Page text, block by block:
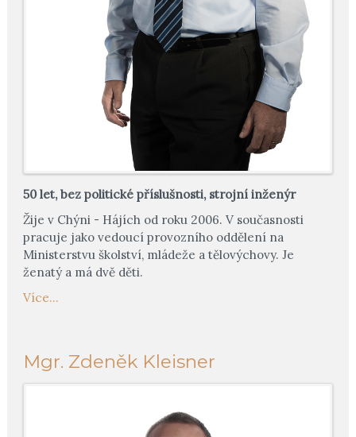
50 let, bez politické příslušnosti, strojní inženýr
Žije v Chýni - Hájích od roku 2006. V současnosti
pracuje jako vedoucí provozního oddělení na
Ministerstvu školství, mládeže a tělovýchovy. Je
ženatý a má dvě děti.
Více...
Mgr. Zdeněk Kleisner